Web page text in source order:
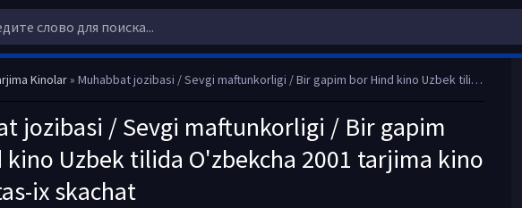
Kinolar» Muhabbat jozibasi / Sevgi maftunkorligi / Bir gapim bor Hind kino Uzbek tilida O'zbekcha 2001 tarjima kino Full HD tas-ix skachat
jozibasi / Sevgi maftunkorligi / Bir gapim
kino Uzbek tilida O'zbekcha 2001 tarjima kino
ix skachat